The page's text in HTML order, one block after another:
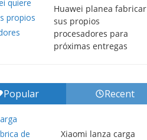
Huawei planea fabricar
sus propios
procesadores para
próximas entregas
Popular Recent
Xiaomi lanza carga